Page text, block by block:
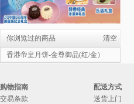
10.星巴克-星悦月饼礼盒
哈根达斯月饼-彩云追月
￥558
2.哈根达斯月饼-优格蕾尊享版
4.宫颐府粽子礼盒—粽望而归
你浏览过的商品
清空
香港帝皇月饼-金尊御品(红/金）
购物指南
交易条款
配送方式
送货上门